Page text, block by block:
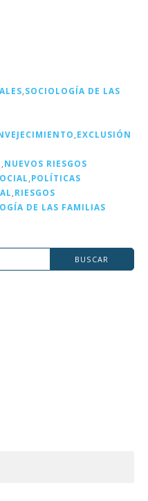
SOCIOLOGÍA DE LAS
EXCLUSIÓN
NUEVOS RIESGOS
POLÍTICAS
RIESGOS
DE LAS FAMILIAS